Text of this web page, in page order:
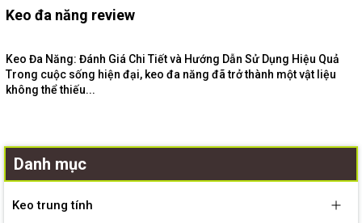
Keo đa năng review
Keo Đa Năng: Đánh Giá Chi Tiết và Hướng Dẫn Sử Dụng Hiệu Quả
Trong cuộc sống hiện đại, keo đa năng đã trở thành một vật liệu
không thể thiếu...
Danh mục
Keo trung tính